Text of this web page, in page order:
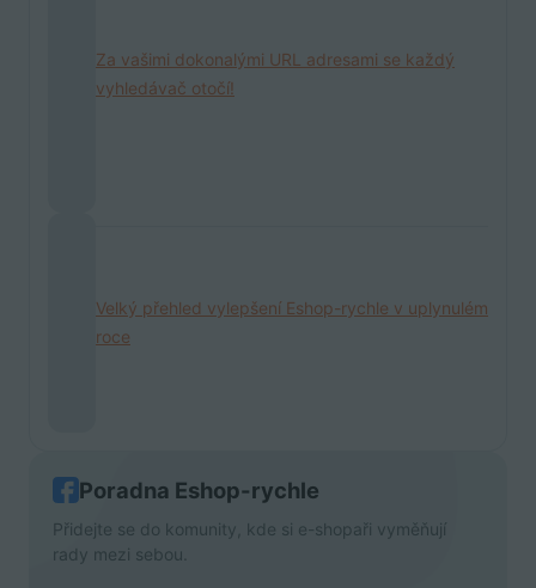
Za vašimi dokonalými URL adresami se každý
vyhledávač otočí!
Velký přehled vylepšení Eshop-rychle v uplynulém
roce
Poradna Eshop-rychle
Přidejte se do komunity, kde si e-shopaři vyměňují
rady mezi sebou.